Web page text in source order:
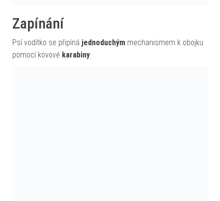
Zapínání
Psí vodítko se připíná jednoduchým mechanismem k obojku
pomocí kovové karabiny.